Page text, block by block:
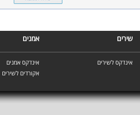
שירים אמנים
אינדקס לשירים
אינדקס אמנים
אקורדים לשירים